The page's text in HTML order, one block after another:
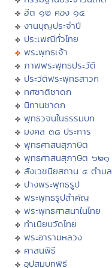
ฮีต ๑๒ คอง ๑๔
งานบุญประจำปี
ประเพณีทั่วไทย
พระพุทธเจ้า
ภาพพระพุทธประวัติ
ประวัติพระพุทธสาวก
ทศชาติชาดก
นิทานชาดก
พุทธวจนในธรรมบท
มงคล ๓๘ ประการ
พุทธศาสนสุภาษิต
พุทธศาสนสุภาษิต ๖๒๑
สังเวชนียสถาน ๔ ตำบล
ปางพระพุทธรูป
พระพุทธรูปสำคัญ
พระพุทธศาสนาในไทย
ทำเนียบวัดไทย
พระอารามหลวง
ศาสนพิธี
อุปสมบทพิธี